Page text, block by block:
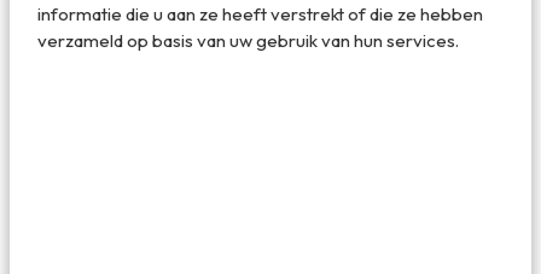
informatie die u aan ze heeft verstrekt of die ze hebben
verzameld op basis van uw gebruik van hun services.